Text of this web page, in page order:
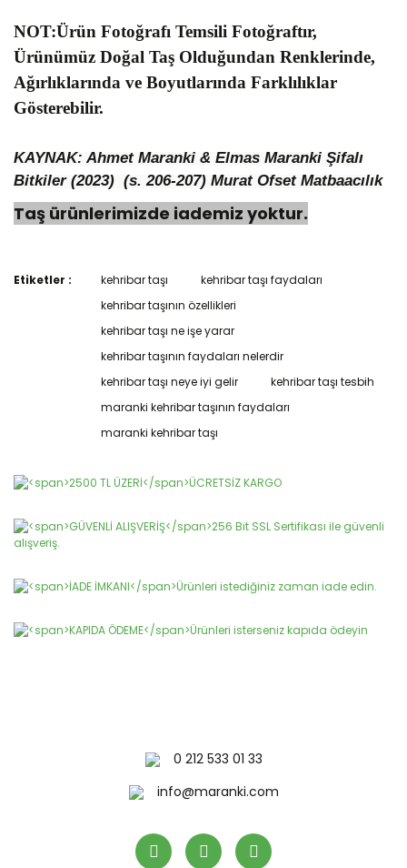
NOT:Ürün Fotoğrafı Temsili Fotoğraftır,
Ürünümüz Doğal Taş Olduğundan Renklerinde,
Ağırlıklarında ve Boyutlarında Farklılıklar
Gösterebilir.
KAYNAK: Ahmet Maranki & Elmas Maranki Şifalı
Bitkiler (2023) (s. 206-207) Murat Ofset Matbaacılık
Taş ürünlerimizde iademiz yoktur.
Bu ürüne ilk yorumu siz yapın!
Yorum Yaz
Bu ürünün fiyat bilgisi, resim, ürün açıklamalarında ve diğer
konularda yetersiz gördüğünüz noktaları öneri formunu
kullanarak tarafımıza iletebilirsiniz.
Görüş ve önerileriniz için teşekkür ederiz.
Ürün resmi kalitesiz, bozuk veya görüntülenemiyor.
Ürün açıklamasında eksik bilgiler bulunuyor.
Ürün bilgilerinde hatalar bulunuyor.
Bu ürüne benzer farklı alternatifler olmalı.
Etiketler : kehribar taşı
kehribar taşı faydaları
kehribar taşının özellikleri
kehribar taşı ne işe yarar
kehribar taşının faydaları nelerdir
kehribar taşı neye iyi gelir
kehribar taşı tesbih
maranki kehribar taşının faydaları
maranki kehribar taşı
0 212 533 01 33
info@maranki.com